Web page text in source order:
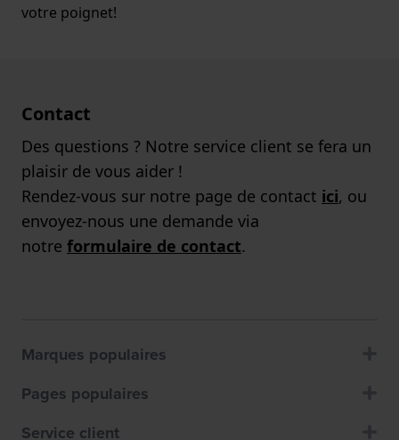
votre poignet!
Contact
Des questions ? Notre service client se fera un
plaisir de vous aider !
Rendez-vous sur notre page de contact ici, ou
envoyez-nous une demande via
notre formulaire de contact.
Marques populaires
Pages populaires
Service client